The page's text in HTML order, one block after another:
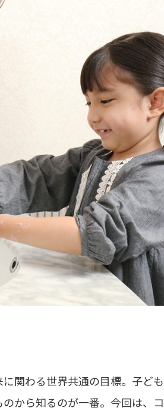
関わる世界共通の目標。子ど
から知るのが一番。今回は、